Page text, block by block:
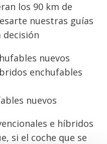
los 90 km de
nuestras guías
nuevos
enchufables
nuevos
e híbridos
si el coche que se